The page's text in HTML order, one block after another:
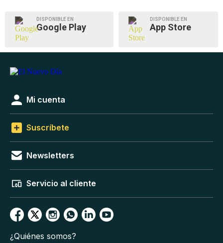
DISPONIBLE EN
Google Play
DISPONIBLE EN
App Store
Mi cuenta
Suscríbete
Newsletters
Servicio al cliente
¿Quiénes somos?